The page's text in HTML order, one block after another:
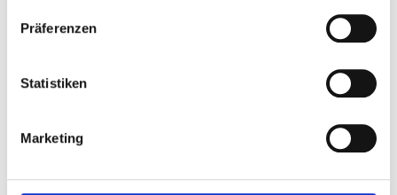
Präferenzen
Statistiken
Marketing
Zimmer
Frau Rauer
C 307
Frau Browatzki
0208 825-2569
C 308